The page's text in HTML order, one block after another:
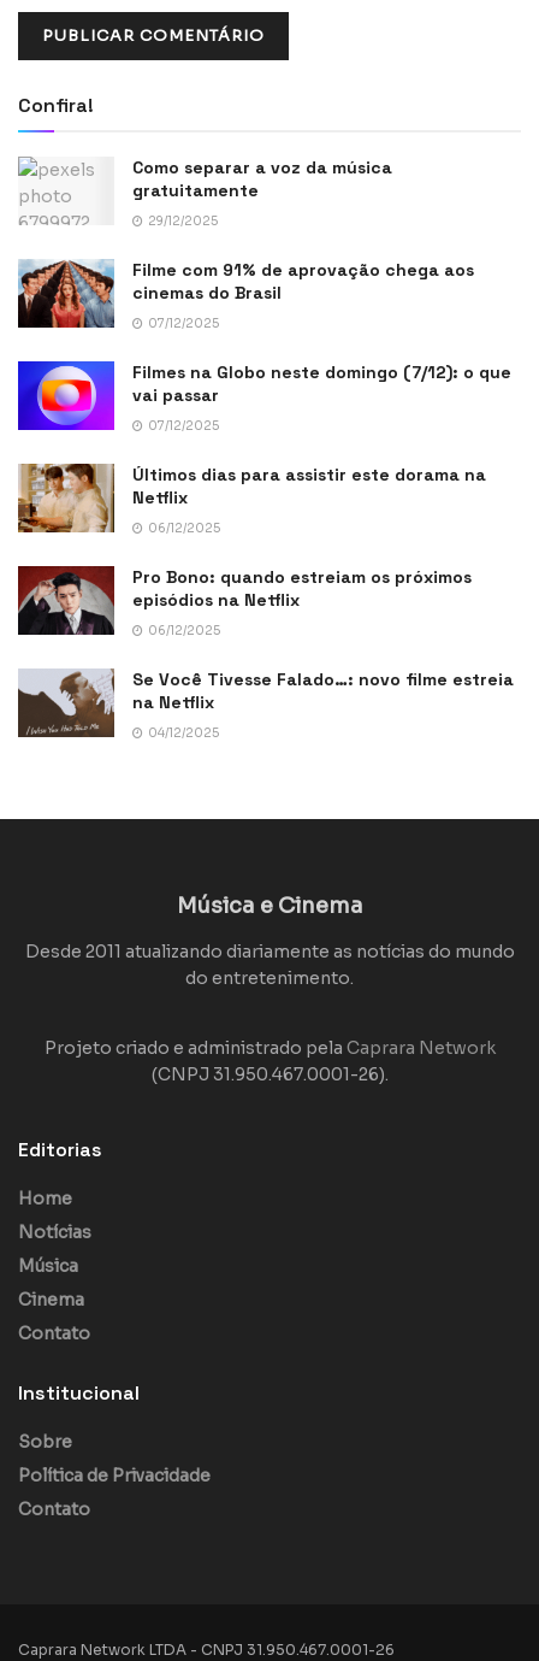
Confira!
Como separar a voz da música
gratuitamente
29/12/2025
Filme com 91% de aprovação chega aos
cinemas do Brasil
07/12/2025
Filmes na Globo neste domingo (7/12): o que
vai passar
07/12/2025
Últimos dias para assistir este dorama na
Netflix
06/12/2025
Pro Bono: quando estreiam os próximos
episódios na Netflix
06/12/2025
Se Você Tivesse Falado…: novo filme estreia
na Netflix
04/12/2025
Música e Cinema
Desde 2011 atualizando diariamente as notícias do mundo
do entretenimento.
Projeto criado e administrado pela Caprara Network
(CNPJ 31.950.467.0001-26).
Editorias
Home
Notícias
Música
Cinema
Contato
Institucional
Sobre
Política de Privacidade
Contato
Caprara Network LTDA - CNPJ 31.950.467.0001-26